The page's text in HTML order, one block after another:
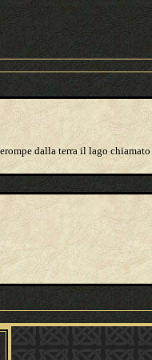
dalla terra il lago chiamato